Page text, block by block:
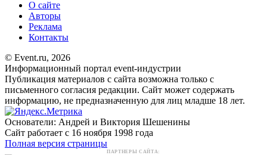
О сайте
Авторы
Реклама
Контакты
© Event.ru, 2026
Информационный портал event-индустрии
Публикация материалов с сайта возможна только с
письменного согласия редакции. Сайт может содержать
информацию, не предназначенную для лиц младше 18 лет.
Основатели: Андрей и Виктория Шешенины
Сайт работает с 16 ноября 1998 года
Полная версия страницы
ПАРТНЕРЫ САЙТА: